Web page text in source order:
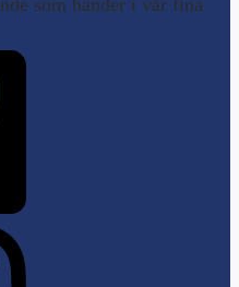
som händer i vår fina